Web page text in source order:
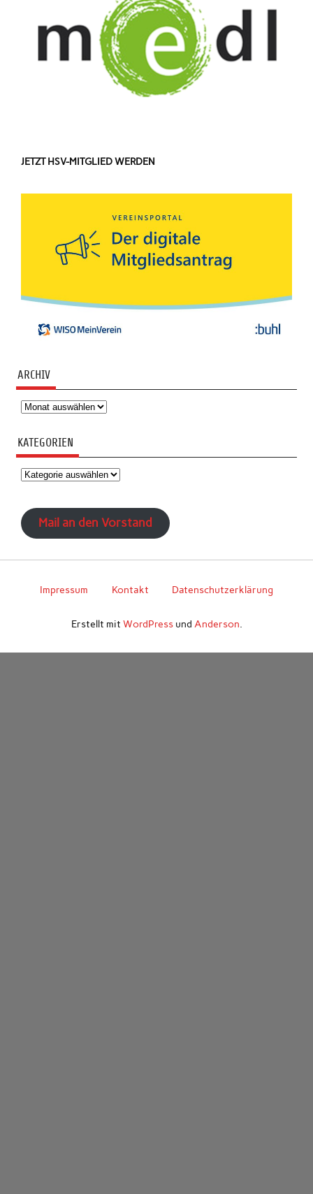
JETZT HSV-MITGLIED WERDEN
ARCHIV
Archiv
KATEGORIEN
Kategorien
Mail an den Vorstand
Impressum Kontakt Datenschutzerklärung
Erstellt mit WordPressund Anderson